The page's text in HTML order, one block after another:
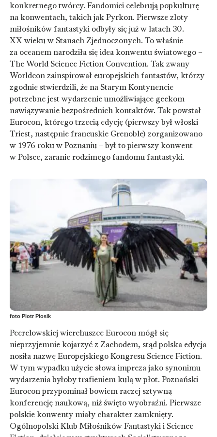
konkretnego twórcy. Fandomici celebrują popkulturę
na konwentach, takich jak Pyrkon. Pierwsze zloty
miłośników fantastyki odbyły się już w latach 30.
XX wieku w Stanach Zjednoczonych. To właśnie
za oceanem narodziła się idea konwentu światowego –
The World Science Fiction Convention. Tak zwany
Worldcon zainspirował europejskich fantastów, którzy
zgodnie stwierdzili, że na Starym Kontynencie
potrzebne jest wydarzenie umożliwiające geekom
nawiązywanie bezpośrednich kontaktów. Tak powstał
Eurocon, którego trzecią edycję (pierwszy był włoski
Triest, następnie francuskie Grenoble) zorganizowano
w 1976 roku w Poznaniu – był to pierwszy konwent
w Polsce, zaranie rodzimego fandomu fantastyki.
foto Piotr Piosik
Peerelowskiej wierchuszce Eurocon mógł się
nieprzyjemnie kojarzyć z Zachodem, stąd polska edycja
nosiła nazwę Europejskiego Kongresu Science Fiction.
W tym wypadku użycie słowa impreza jako synonimu
wydarzenia byłoby trafieniem kulą w płot. Poznański
Eurocon przypominał bowiem raczej sztywną
konferencję naukową, niż święto wyobraźni. Pierwsze
polskie konwenty miały charakter zamknięty.
Ogólnopolski Klub Miłośników Fantastyki i Science